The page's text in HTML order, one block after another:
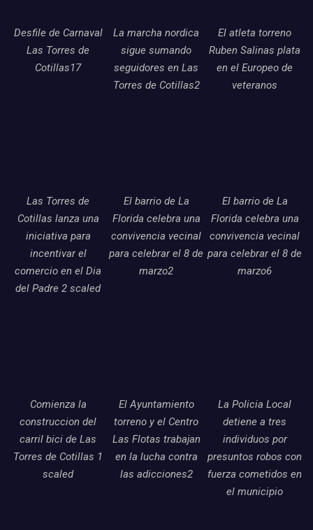
Desfile de Carnaval
Las Torres de
Cotillas17
La marcha nordica
sigue sumando
seguidores en Las
Torres de Cotillas2
El atleta torreno
Ruben Salinas plata
en el Europeo de
veteranos
Las Torres de
Cotillas lanza una
iniciativa para
incentivar el
comercio en el Dia
del Padre 2 scaled
El barrio de La
Florida celebra una
convivencia vecinal
para celebrar el 8 de
marzo2
El barrio de La
Florida celebra una
convivencia vecinal
para celebrar el 8 de
marzo6
Comienza la
construccion del
carril bici de Las
Torres de Cotillas 1
scaled
El Ayuntamiento
torreno y el Centro
Las Flotas trabajan
en la lucha contra
las adicciones2
La Policia Local
detiene a tres
individuos por
presuntos robos con
fuerza cometidos en
el municipio